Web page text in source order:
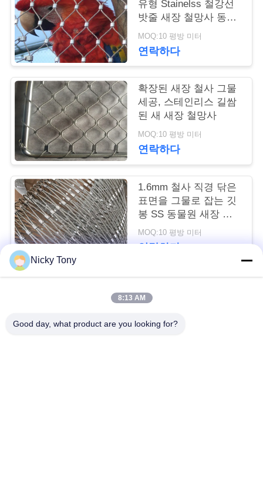
락
주
세
요
스
인
용
문
을
요
하
유형 Stainelss 철강선
밧줄 새장 철망사 동물
원 프로젝트
MOQ:10 평방 미터
연락하다
확장된 새장 철사 그물
세공, 스테인리스 길쌈
된 새 새장 철망사
MOQ:10 평방 미터
연락하다
1.6mm 철사 직경 닦은
표면을 그물로 잡는 깃
봉 SS 동물원 새장 메
시
MOQ:10 평방 미터
연락하다
Nicky Tony
8:13 AM
Good day, what product are you looking for?